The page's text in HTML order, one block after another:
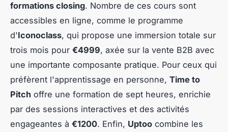
formations closing. Nombre de ces cours sont
accessibles en ligne, comme le programme
d'Iconoclass, qui propose une immersion totale sur
trois mois pour €4999, axée sur la vente B2B avec
une importante composante pratique. Pour ceux qui
préfèrent l'apprentissage en personne, Time to
Pitch offre une formation de sept heures, enrichie
par des sessions interactives et des activités
engageantes à €1200. Enfin, Uptoo combine les